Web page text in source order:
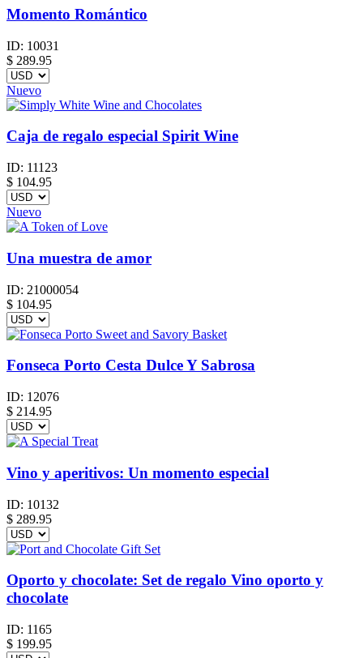
Momento Romántico
ID: 10031
$ 289.95
Nuevo
Caja de regalo especial Spirit Wine
ID: 11123
$ 104.95
Nuevo
Una muestra de amor
ID: 21000054
$ 104.95
Fonseca Porto Cesta Dulce Y Sabrosa
ID: 12076
$ 214.95
Vino y aperitivos: Un momento especial
ID: 10132
$ 289.95
Oporto y chocolate: Set de regalo Vino oporto y
chocolate
ID: 1165
$ 199.95